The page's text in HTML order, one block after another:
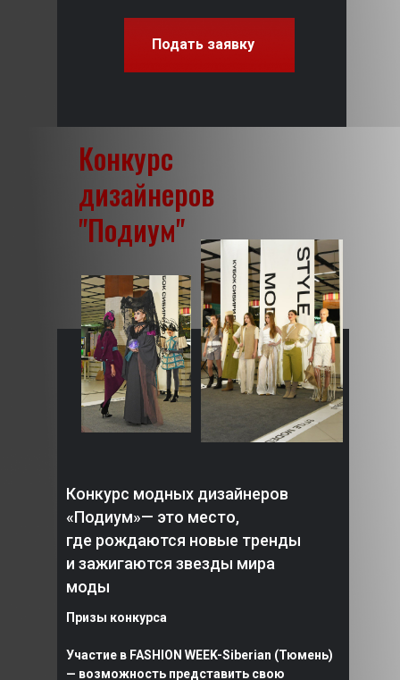
Принять участие
Подать заявку
Конкурс
дизайнеров
"Подиум"
Конкурс модных дизайнеров
«Подиум»— это место,
где рождаются новые тренды
и зажигаются звезды мира
моды
Призы конкурса
Участие в FASHION WEEK-Siberian (Тюмень)
— возможность представить свою